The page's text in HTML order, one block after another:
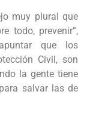
muy plural que
todo, prevenir”,
que los
Civil, son
la gente tiene
salvar las de